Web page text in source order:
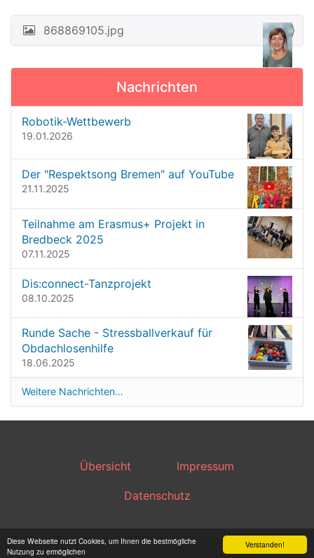
Verstanden!
Diese Webseite nutzt Cookies, um Ihnen die bestmögliche
Nutzung zu ermöglichen
e
B
l
n
v
o
e
G
r
ö
ß
…
N
v
g
a
i
o
n
868869105.jpg
Nachrichten
Robotik-Wettbewerb
19.01.2026
Der "Respektsong Bremen" auf YouTube
21.11.2025
Teilnahme am Erasmus+ Projekt in
Bredbeck 2025
07.11.2025
Dis:connect-Tanzprojekt
08.10.2025
Runde Sache - Stressballverkauf für
Obdachlosenhilfe
18.06.2025
Weitere Nachrichten…
Übersicht Impressum
Datenschutz
Powered by Plone & Python